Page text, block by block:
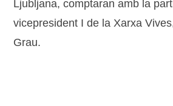
Ljubljana, comptaran amb la
vicepresident I de la Xarxa
Grau.